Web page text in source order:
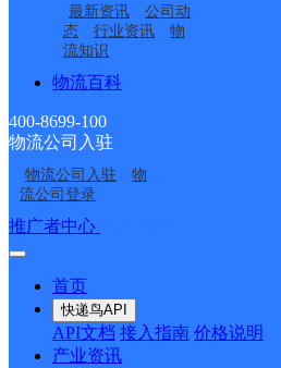
最新资讯
公司动
态
行业资讯
物
流知识
物流百科
400-8699-100
物流公司入驻
物流公司入驻
物
流公司登录
推广者中心
首页
快递鸟API
API文档 接入指南 价格说明
产业资讯
分部
楚雄南华县
云南南华县公司沙桥镇
分部
南华县龙川镇合作点
ID17008
南华县马街镇合作点
ID17012
楚雄南华县营业部
云南南华县公司
接口API
API接口 DEMO下载
关于我们